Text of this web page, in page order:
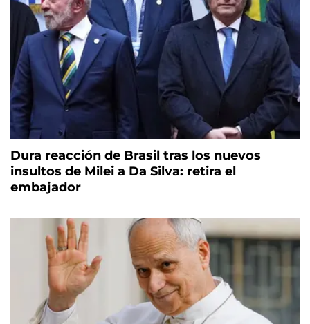
Dura reacción de Brasil tras los nuevos
insultos de Milei a Da Silva: retira el
embajador